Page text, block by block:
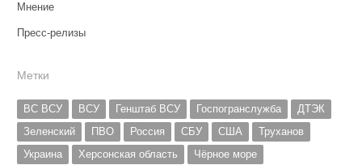
Мнение
Пресс-релизы
Метки
ВС ВСУ ВСУ Генштаб ВСУ Госпогранслужба
ДТЭК
Зеленский
ПВО Россия СБУ США
Труханов
Украина
Херсонская область
Чёрное море